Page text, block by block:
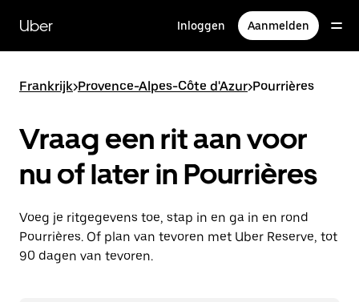
naar
hoofdinhoud
Uber Inloggen Aanmelden
Frankrijk>Provence-Alpes-Côte d'Azur>Pourrières
Vraag een rit aan voor
nu of later in Pourrières
Voeg je ritgegevens toe, stap in en ga in en rond
Pourrières. Of plan van tevoren met Uber Reserve, tot
90 dagen van tevoren.